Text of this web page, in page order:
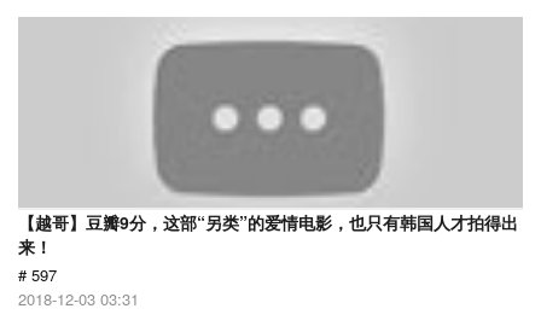
【越哥】豆瓣9分，这部“另类”的爱情电影，也只有韩国人才拍得出
来！
# 597
2018-12-03 03:31